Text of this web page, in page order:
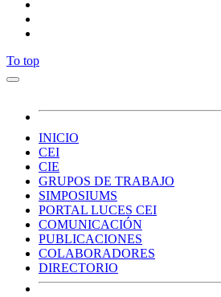
To top
INICIO
CEI
CIE
GRUPOS DE TRABAJO
SIMPOSIUMS
PORTAL LUCES CEI
COMUNICACIÓN
PUBLICACIONES
COLABORADORES
DIRECTORIO